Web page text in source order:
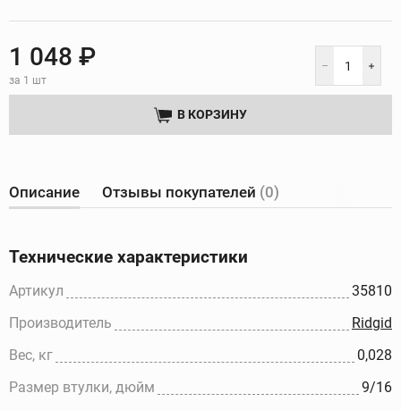
1 048 ₽
за 1 шт
В КОРЗИНУ
Описание Отзывы покупателей (0)
Технические характеристики
Артикул
35810
Производитель
Ridgid
Вес, кг
0,028
Размер втулки, дюйм
9/16